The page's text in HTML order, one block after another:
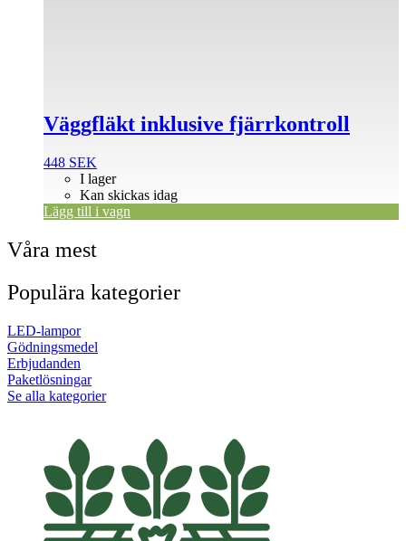
Väggfläkt inklusive fjärrkontroll
448 SEK
I lager
Kan skickas idag
Lägg till i vagn
Våra mest
Populära kategorier
LED-lampor
Gödningsmedel
Erbjudanden
Paketlösningar
Se alla kategorier